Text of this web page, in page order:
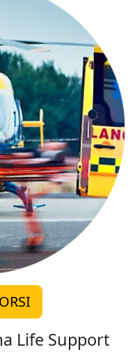
Life Support